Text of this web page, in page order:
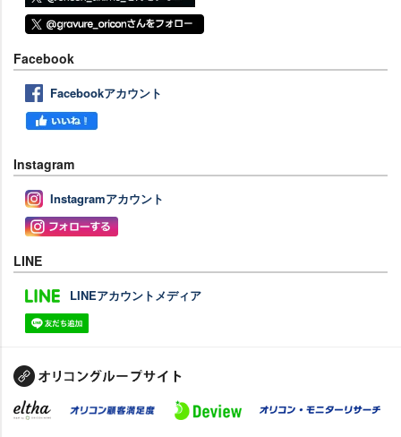
Facebook
Facebookアカウント
Instagram
Instagramアカウント
LINE
LINEアカウントメディア